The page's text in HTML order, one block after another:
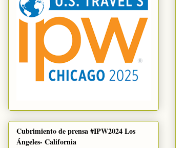
Cubrimiento de prensa #IPW2024 Los
Ángeles- California